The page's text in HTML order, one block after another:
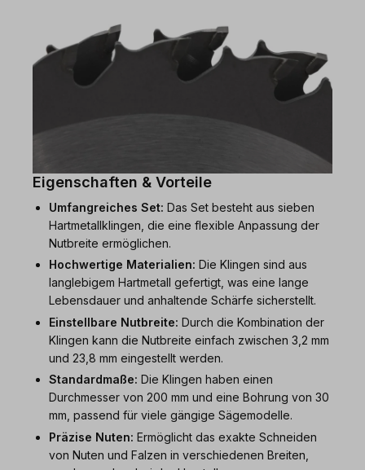
Eigenschaften & Vorteile
Umfangreiches Set: Das Set besteht aus sieben
Hartmetallklingen, die eine flexible Anpassung der
Nutbreite ermöglichen.
Hochwertige Materialien: Die Klingen sind aus
langlebigem Hartmetall gefertigt, was eine lange
Lebensdauer und anhaltende Schärfe sicherstellt.
Einstellbare Nutbreite: Durch die Kombination der
Klingen kann die Nutbreite einfach zwischen 3,2 mm
und 23,8 mm eingestellt werden.
Standardmaße: Die Klingen haben einen
Durchmesser von 200 mm und eine Bohrung von 30
mm, passend für viele gängige Sägemodelle.
Präzise Nuten: Ermöglicht das exakte Schneiden
von Nuten und Falzen in verschiedenen Breiten,